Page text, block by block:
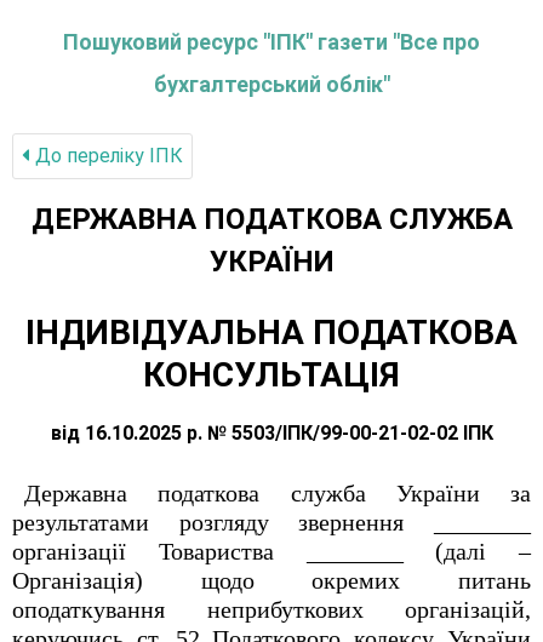
Пошуковий ресурс "ІПК" газети "Все про
бухгалтерський облік"
До переліку IПК
ДЕРЖАВНА ПОДАТКОВА СЛУЖБА
УКРАЇНИ
ІНДИВІДУАЛЬНА ПОДАТКОВА
КОНСУЛЬТАЦІЯ
від 16.10.2025 р. № 5503/ІПК/99-00-21-02-02 ІПК
Державна податкова служба України за
результатами розгляду звернення ________
організації Товариства ________ (далі –
Організація) щодо окремих питань
оподаткування неприбуткових організацій,